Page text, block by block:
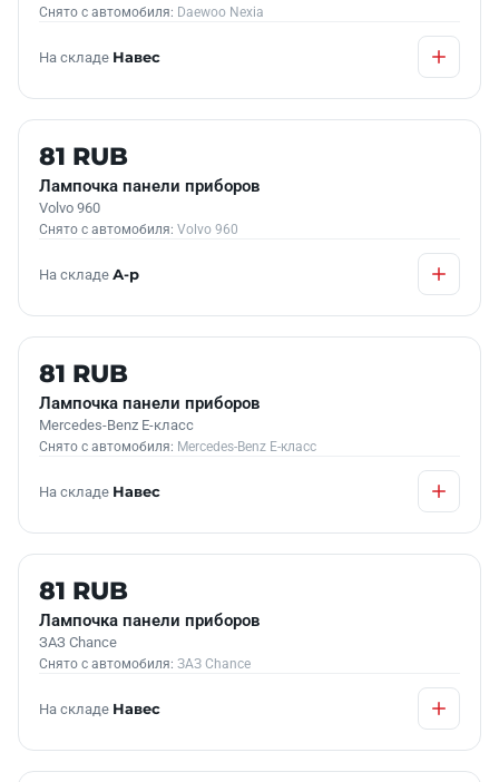
Снято с автомобиля: Daewoo Nexia
На складе Навес
Б/У В НАЛИЧИИ
81 RUB
Лампочка панели приборов
Volvo 960
Снято с автомобиля: Volvo 960
На складе А-р
Б/У В НАЛИЧИИ
81 RUB
Лампочка панели приборов
Mercedes-Benz E-класс
Снято с автомобиля: Mercedes-Benz E-класс
На складе Навес
Б/У В НАЛИЧИИ
81 RUB
Лампочка панели приборов
ЗАЗ Chance
Снято с автомобиля: ЗАЗ Chance
На складе Навес